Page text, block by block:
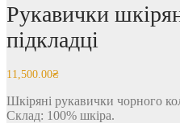
Рукавички
підкладці
11,500.00₴
Шкіряні рукавички чорного
Склад: 100% шкіра.